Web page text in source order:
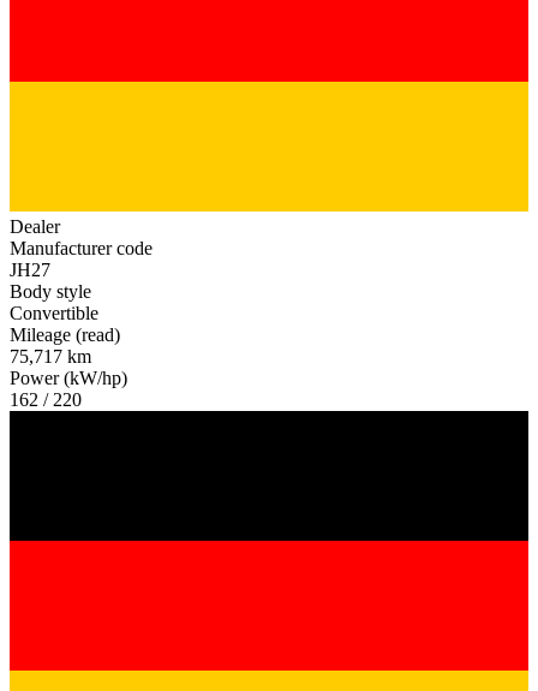
Dealer
Manufacturer code
JH27
Body style
Convertible
Mileage (read)
75,717 km
Power (kW/hp)
162 / 220